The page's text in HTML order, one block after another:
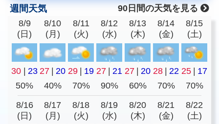
週間天気
90日間の天気を見る
8/9
(日)
8/10
(月)
8/11
(火)
8/12
(水)
8/13
(木)
8/14
(金)
8/15
(土)
30 23 27 20 29 19 27 21 27 20 28 22 25
17
50%
40% 70% 90% 60% 70% 70%
8/16
(日)
8/17
(月)
8/18
(火)
8/19
(水)
8/20
(木)
8/21
(金)
8/22
(土)